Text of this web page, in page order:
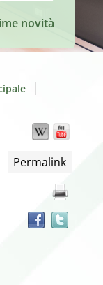
novità
Wikipedia
Permalink